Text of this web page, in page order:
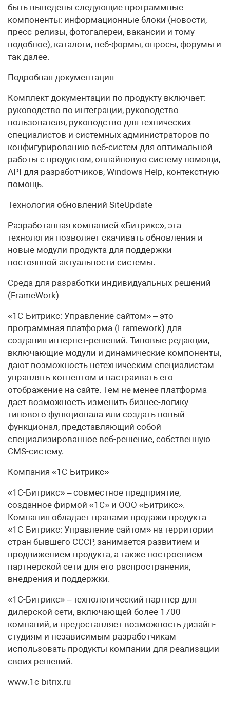
быть выведены следующие программные
компоненты: информационные блоки (новости,
пресс-релизы, фотогалереи, вакансии и тому
подобное), каталоги, веб-формы, опросы, форумы и
так далее.
Подробная документация
Комплект документации по продукту включает:
руководство по интеграции, руководство
пользователя, руководство для технических
специалистов и системных администраторов по
конфигурированию веб-систем для оптимальной
работы с продуктом, онлайновую систему помощи,
API для разработчиков, Windows Help, контекстную
помощь.
Технология обновлений SiteUpdate
Разработанная компанией «Битрикс», эта
технология позволяет скачивать обновления и
новые модули продукта для поддержки
постоянной актуальности системы.
Среда для разработки индивидуальных решений
(FrameWork)
«1С-Битрикс: Управление сайтом» – это
программная платформа (Framework) для
создания интернет-решений. Типовые редакции,
включающие модули и динамические компоненты,
дают возможность нетехническим специалистам
управлять контентом и настраивать его
отображение на сайте. Тем не менее платформа
дает возможность изменить бизнес-логику
типового функционала или создать новый
функционал, представляющий собой
специализированное веб-решение, собственную
CMS-систему.
Компания «1С-Битрикс»
«1С-Битрикс» – совместное предприятие,
созданное фирмой «1С» и ООО «Битрикс».
Компания обладает правами продажи продукта
«1С-Битрикс: Управление сайтом» на территории
стран бывшего СССР, занимается развитием и
продвижением продукта, а также построением
партнерской сети для его распространения,
внедрения и поддержки.
«1С-Битрикс» – технологический партнер для
дилерской сети, включающей более 1700
компаний, и предоставляет возможность дизайн-
студиям и независимым разработчикам
использовать продукты компании для реализации
своих решений.
www.1c-bitrix.ru